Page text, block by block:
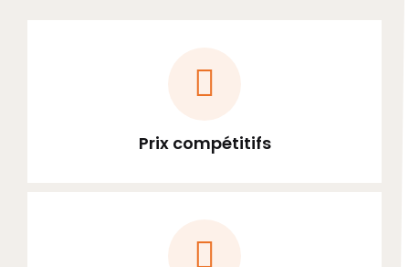
Prix compétitifs